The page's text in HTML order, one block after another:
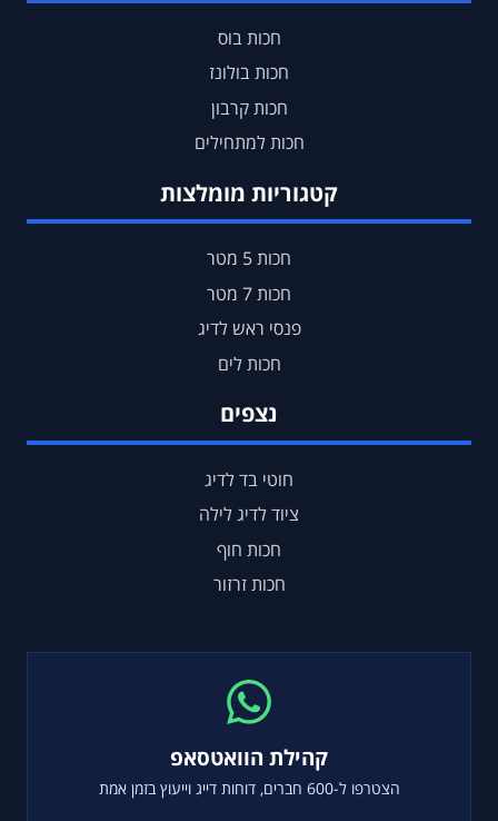
קהילת הוואטסאפ
הצטרפו ל-600 חברים, דוחות דייג וייעוץ בזמן אמת
חכות בוס
חכות בולונז
חכות קרבון
חכות למתחילים
קטגוריות מומלצות
חכות 5 מטר
חכות 7 מטר
פנסי ראש לדיג
חכות לים
נצפים
חוטי בד לדיג
ציוד לדיג לילה
חכות חוף
חכות זרזור